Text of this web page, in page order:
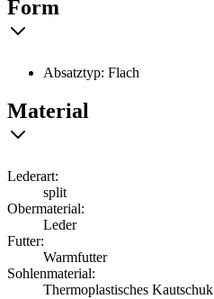
Form
Absatztyp: Flach
Material
Lederart:
split
Obermaterial:
Leder
Futter:
Warmfutter
Sohlenmaterial:
Thermoplastisches Kautschuk